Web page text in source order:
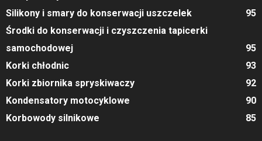
Silikony i smary do konserwacji uszczelek
95
Środki do konserwacji i czyszczenia tapicerki
samochodowej
95
Korki chłodnic
93
Korki zbiornika spryskiwaczy
92
Kondensatory motocyklowe
90
Korbowody silnikowe
85